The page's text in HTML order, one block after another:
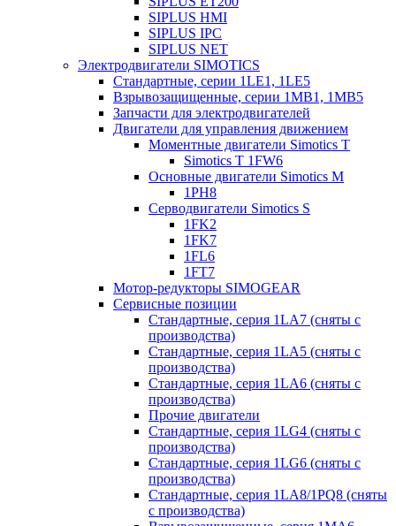
SIPLUS HMI
SIPLUS IPC
SIPLUS NET
Электродвигатели SIMOTICS
Стандартные, серии 1LE1, 1LE5
Взрывозащищенные, серии 1MB1, 1MB5
Запчасти для электродвигателей
Двигатели для управления движением
Моментные двигатели Simotics T
Simotics T 1FW6
Основные двигатели Simotics M
1PH8
Серводвигатели Simotics S
1FK2
1FK7
1FL6
1FT7
Мотор-редукторы SIMOGEAR
Сервисные позиции
Стандартные, серия 1LA7 (сняты с
производства)
Стандартные, серия 1LA5 (сняты с
производства)
Стандартные, серия 1LA6 (сняты с
производства)
Прочие двигатели
Стандартные, серия 1LG4 (сняты с
производства)
Стандартные, серия 1LG6 (сняты с
производства)
Стандартные, серия 1LA8/1PQ8 (сняты
с производства)